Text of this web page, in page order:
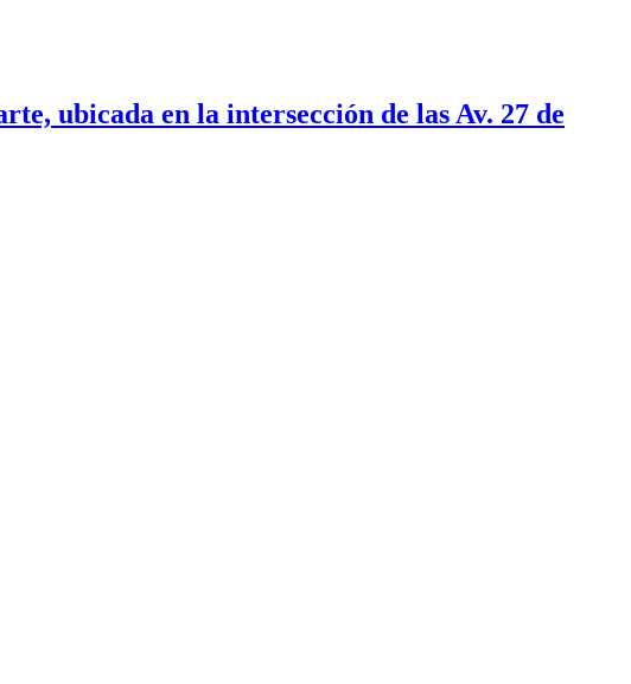
ubicada en la intersección de las Av. 27 de